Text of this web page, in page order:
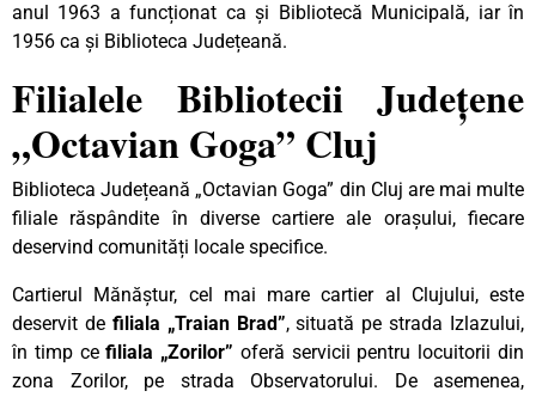
anul 1963 a funcționat ca și Bibliotecă Municipală, iar în
1956 ca și Biblioteca Județeană.
Filialele Bibliotecii Județene
„Octavian Goga” Cluj
Biblioteca Județeană „Octavian Goga” din Cluj are mai multe
filiale răspândite în diverse cartiere ale orașului, fiecare
deservind comunități locale specifice.
Cartierul Mănăștur, cel mai mare cartier al Clujului, este
deservit de filiala „Traian Brad”, situată pe strada Izlazului,
în timp cefiliala „Zorilor” oferă servicii pentru locuitorii din
zona Zorilor, pe strada Observatorului. De asemenea,